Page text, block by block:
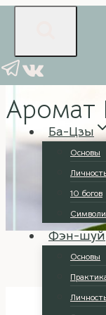
содержимому
Ба-Цзы
Основы
10 богов
Фэн-шуй
Основы
Ароматерапия
Аромат